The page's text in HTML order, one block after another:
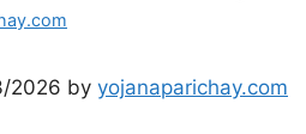
2026 by yojanaparichay.com